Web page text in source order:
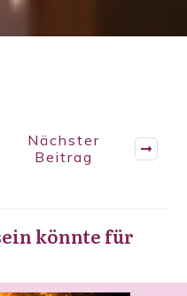
Nächster
Beitrag
könnte für